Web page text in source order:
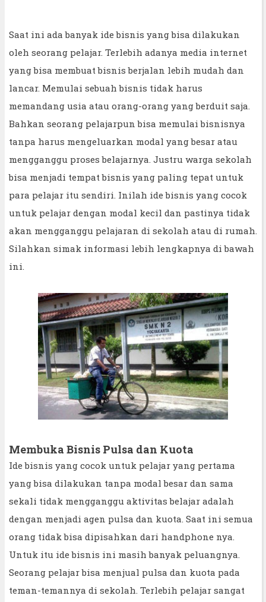
Saat ini ada banyak ide bisnis yang bisa dilakukan
oleh seorang pelajar. Terlebih adanya media internet
yang bisa membuat bisnis berjalan lebih mudah dan
lancar. Memulai sebuah bisnis tidak harus
memandang usia atau orang-orang yang berduit saja.
Bahkan seorang pelajarpun bisa memulai bisnisnya
tanpa harus mengeluarkan modal yang besar atau
mengganggu proses belajarnya. Justru warga sekolah
bisa menjadi tempat bisnis yang paling tepat untuk
para pelajar itu sendiri. Inilah ide bisnis yang cocok
untuk pelajar dengan modal kecil dan pastinya tidak
akan mengganggu pelajaran di sekolah atau di rumah.
Silahkan simak informasi lebih lengkapnya di bawah
ini.
Membuka Bisnis Pulsa dan Kuota
Ide bisnis yang cocok untuk pelajar yang pertama
yang bisa dilakukan tanpa modal besar dan sama
sekali tidak mengganggu aktivitas belajar adalah
dengan menjadi agen pulsa dan kuota. Saat ini semua
orang tidak bisa dipisahkan dari handphone nya.
Untuk itu ide bisnis ini masih banyak peluangnya.
Seorang pelajar bisa menjual pulsa dan kuota pada
teman-temannya di sekolah. Terlebih pelajar sangat